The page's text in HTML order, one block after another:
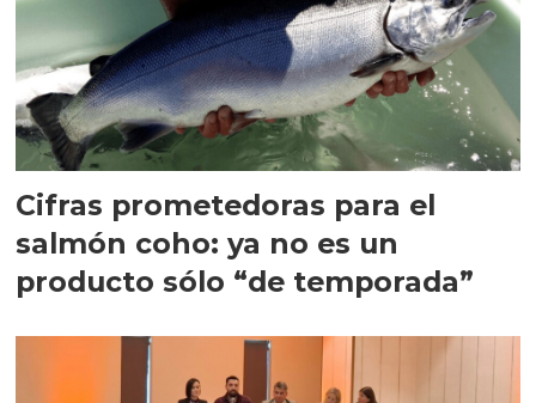
Cifras prometedoras para el
salmón coho: ya no es un
producto sólo “de temporada”